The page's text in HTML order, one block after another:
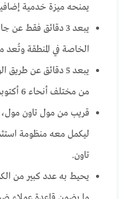
يمنحه ميزة خدمية
الخاصة في المنطقة وتُعد
يبعد 5 دقائق عن
من مختلف أنحاء 6 أكتوبر والمناطق المجاورة.
قريب من مول تاون مول،
ليكمل معه منظومة
تاون.
يحيط به عدد كبير من